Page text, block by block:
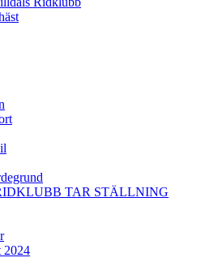
TAR STÄLLNING
2024